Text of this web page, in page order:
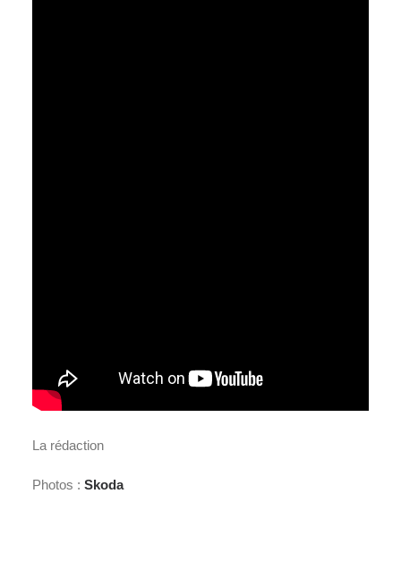
La rédaction
Photos : Skoda